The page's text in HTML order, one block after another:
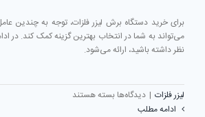
برای خرید دستگاه برش لیزر فلزات، توجه به چندین
می‌تواند به شما در انتخاب بهترین گزینه کمک کند. در
نظر داشته باشید، ارائه می‌شود.
لیزر فلزات | دیدگاه‌ها برای
بسته هستند
ادامه مطلب